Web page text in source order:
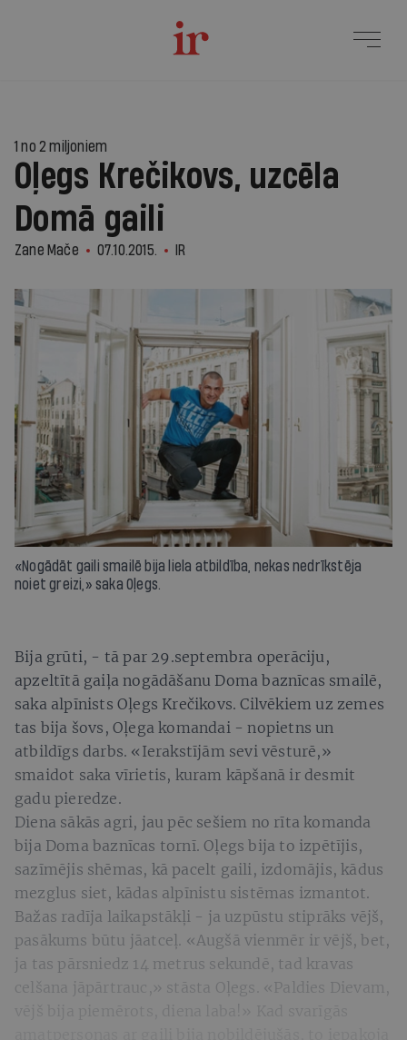
1 no 2 miljoniem
Oļegs Krečikovs, uzcēla
Domā gaili
Zane Mače 07.10.2015. IR
«Nogādāt gaili smailē bija liela atbildība, nekas nedrīkstēja
noiet greizi,» saka Oļegs.
Bija grūti, - tā par 29.septembra operāciju,
apzeltītā gaiļa nogādāšanu Doma baznīcas smailē,
saka alpīnists Oļegs Krečikovs. Cilvēkiem uz zemes
tas bija šovs, Oļega komandai - nopietns un
atbildīgs darbs. «Ierakstījām sevi vēsturē,»
smaidot saka vīrietis, kuram kāpšanā ir desmit
gadu pieredze.
Diena sākās agri, jau pēc sešiem no rīta komanda
bija Doma baznīcas tornī. Oļegs bija to izpētījis,
sazīmējis shēmas, kā pacelt gaili, izdomājis, kādus
mezglus siet, kādas alpīnistu sistēmas izmantot.
Bažas radīja laikapstākļi - ja uzpūstu stiprāks vējš,
pasākums būtu jāatceļ. «Augšā vienmēr ir vējš, bet,
ja tas pārsniedz 14 metrus sekundē, tad kravas
celšana jāpārtrauc,» stāsta Oļegs. «Paldies Dievam,